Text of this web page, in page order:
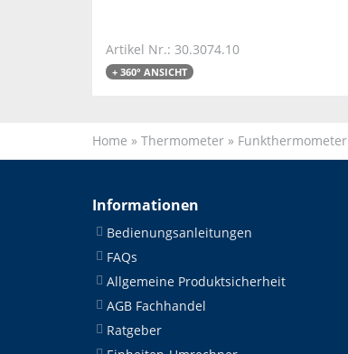
Artikel Nr.: 30.3074.10
+ 360° ANSICHT
Home » Thermometer » Funkthermometer
Informationen
Bedienungsanleitungen
FAQs
Allgemeine Produktsicherheit
AGB Fachhandel
Ratgeber